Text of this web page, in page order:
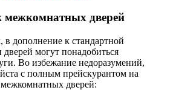
дверей
в дополнение к стандартной
дверей могут понадобиться
Во избежание недоразумений,
с полным прейскурантом на
дверей: